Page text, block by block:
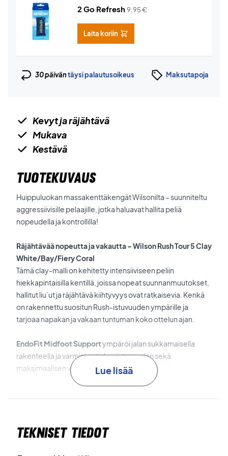
2 Go Refresh9,95€
Laita koriin
30 päiväntäysi palautusoikeus Maksutapoja
Kevyt ja räjähtävä
Mukava
Kestävä
TUOTEKUVAUS
Huippuluokan massakenttäkengät Wilsonilta – suunniteltu
aggressiivisille pelaajille, jotka haluavat hallita peliä
nopeudella ja kontrollilla!
Räjähtävää nopeutta ja vakautta – Wilson Rush Tour 5 Clay
White/Bay/Fiery Coral
Tämä clay-malli on kehitetty intensiiviseen peliin
hiekkapintaisilla kentillä, joissa nopeat suunnanmuutokset,
hallitut liu’ut ja räjähtävä kiihtyvyys ovat ratkaisevia. Kenkä
on rakennettu suositun Rush-istuvuuden ympärille ja
tarjoaa napakan ja vakaan tuntuman koko ottelun ajan.
EndoFit Midfoot Supportympäröi jalan sukkamaisella
rakenteella ja varmistaa tiukan istuvuuden sekä
maksimaalisen vakauden sivuttaisliikkeissä.
joustavuuden, räjähtävän etenemisen ja vakauden
Lue lisää
Tekniset tiedot